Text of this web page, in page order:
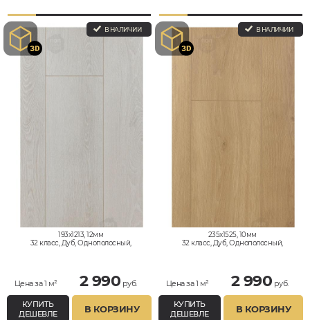
В НАЛИЧИИ
193x1213, 12мм
32 класс, Дуб, Однополосный,
Цена за 1 м² 2 990 руб.
КУПИТЬ
ДЕШЕВЛЕ
В КОРЗИНУ
В НАЛИЧИИ
235x1525, 10мм
32 класс, Дуб, Однополосный,
Цена за 1 м² 2 990 руб.
КУПИТЬ
ДЕШЕВЛЕ
В КОРЗИНУ